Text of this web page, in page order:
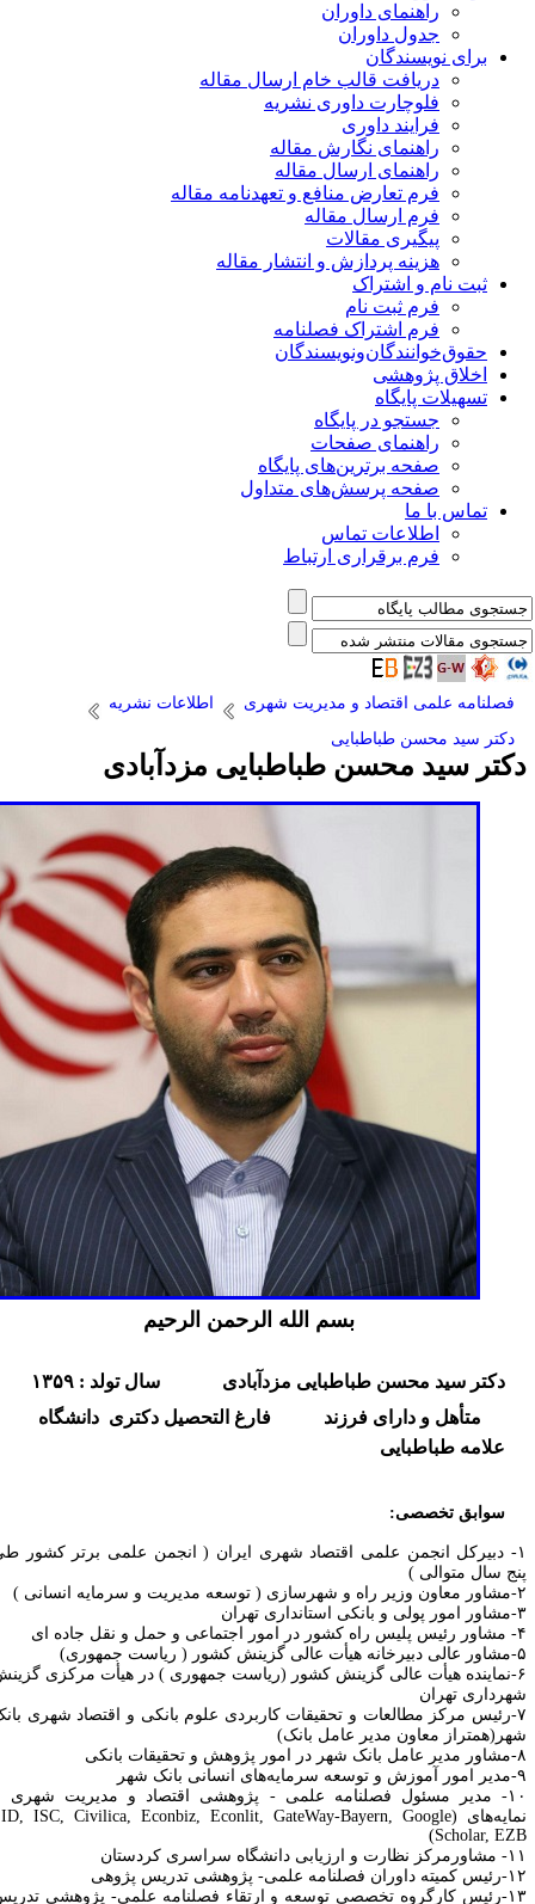
راهنمای داوران
جدول داوران
برای نویسندگان
دریافت قالب خام ارسال مقاله
فلوچارت داوری نشریه
فرایند داوری
راهنمای نگارش مقاله
راهنمای ارسال مقاله
فرم تعارض منافع و تعهدنامه مقاله
فرم ارسال مقاله
پیگیری مقالات
هزینه پردازش و انتشار مقاله
ثبت نام و اشتراک
فرم ثبت نام
فرم اشتراک فصلنامه
حقوق‌خوانندگان‌و‌نویسندگان
اخلاق پژوهشی
تسهیلات پایگاه
جستجو در پایگاه
راهنمای صفحات
صفحه برترین‌های پایگاه
صفحه پرسش‌های متداول
تماس با ما
اطلاعات تماس
فرم برقراری ارتباط
فصلنامه علمی اقتصاد و مدیریت شهری
اطلاعات نشریه
دکتر سید محسن طباطبایی
سید محسن طباطبایی مزدآبادی
بسم الله الرحمن الرحیم
دکتر سید محسن طباطبایی مزدآبادی سال تولد : ۱۳۵۹
متأهل و دارای فرزند فارغ التحصیل دکتری دانشگاه
علامه طباطبایی
سوابق تخصصی:
۱- دبیرکل انجمن علمی اقتصاد شهری ایران ( انجمن علمی برتر کشور طی
سال متوالی )
۶-نماینده هیأت عالی گزینش کشور (ریاست جمهوری ) در هیأت مرکزی گزینش
تهران
۷-رئیس مرکز مطالعات و تحقیقات کاربردی علوم بانکی و اقتصاد شهری بانک
معاون مدیر عامل بانک)
۱۰- مدیر مسئول فصلنامه علمی - پژوهشی اقتصاد و مدیریت شهری با
نمایه‌های (SID, ISC, Civilica, Econbiz, Econlit, GateWay-Bayern, Google
Scholar,
دانشگاه سراسری کردستان
علمی- پژوهشی تدریس پژوهی
۱۳-رئیس کارگروه تخصصی توسعه و ارتقاء فصلنامه علمی- پژوهشی تدریس